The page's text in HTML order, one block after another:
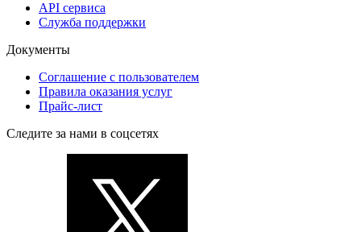
API сервиса
Служба поддержки
Документы
Соглашение с пользователем
Правила оказания услуг
Прайс-лист
Следите за нами в соцсетях